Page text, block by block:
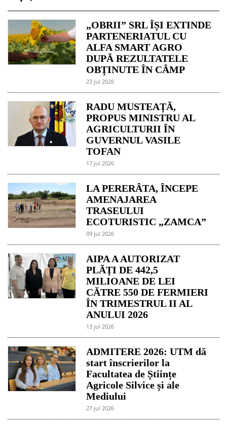
„OBRII” SRL ÎȘI EXTINDE
PARTENERIATUL CU
ALFA SMART AGRO
DUPĂ REZULTATELE
OBȚINUTE ÎN CÂMP
23 jul 2026
RADU MUSTEAȚĂ,
PROPUS MINISTRU AL
AGRICULTURII ÎN
GUVERNUL VASILE
TOFAN
17 jul 2026
LA PERERÂTA, ÎNCEPE
AMENAJAREA
TRASEULUI
ECOTURISTIC „ZAMCA”
09 jul 2026
AIPA A AUTORIZAT
PLĂȚI DE 442,5
MILIOANE DE LEI
CĂTRE 550 DE FERMIERI
ÎN TRIMESTRUL II AL
ANULUI 2026
13 jul 2026
ADMITERE 2026: UTM dă
start înscrierilor la
Facultatea de Științe
Agricole Silvice și ale
Mediului
27 jul 2026